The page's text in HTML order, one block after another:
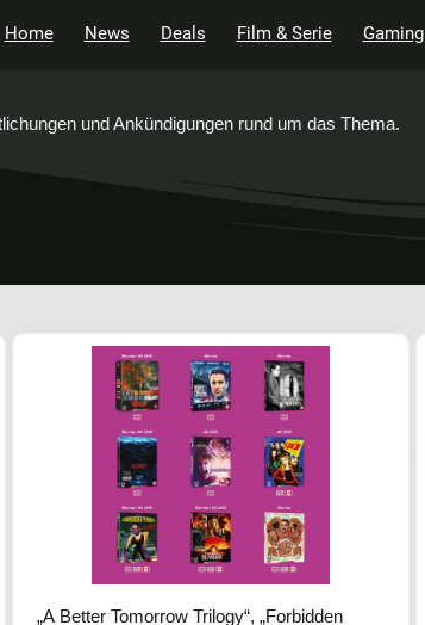
Home News Deals Film & Serie Gaming
und Ankündigungen rund um das Thema.
„A Better Tomorrow Trilogy“, „Forbidden